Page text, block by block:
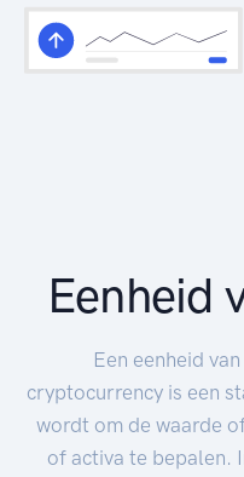
Eenheid
Een eenheid
cryptocurrency is een
wordt om de waarde
of activa te bepalen.